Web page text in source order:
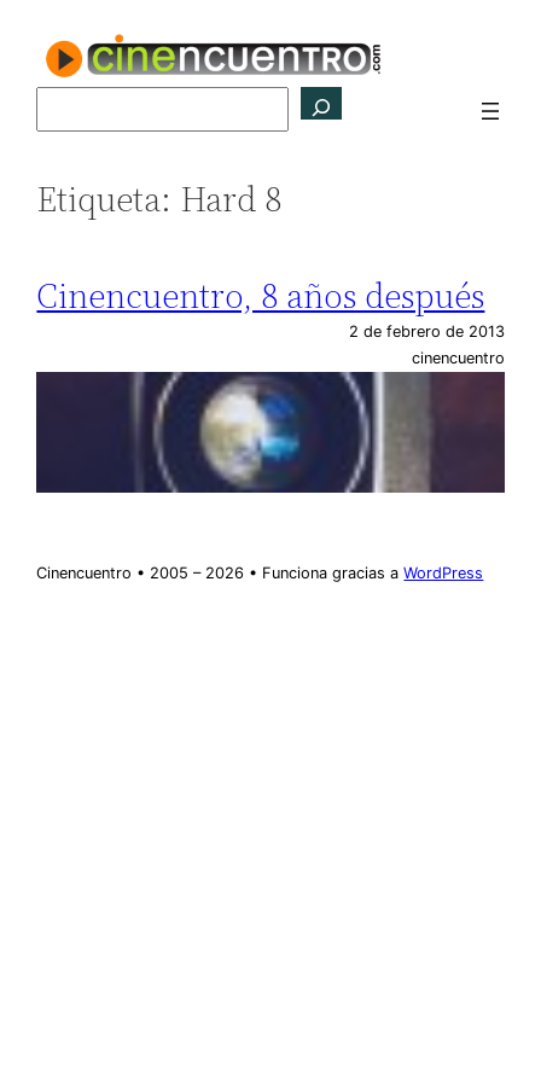
contenido
Etiqueta: Hard 8
Cinencuentro, 8 años después
2 de febrero de 2013
cinencuentro
Cinencuentro • 2005 – 2026 • Funciona gracias aWordPress